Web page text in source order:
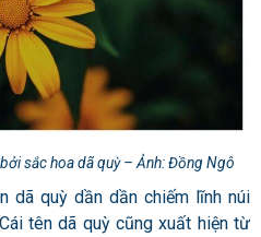
sắc hoa dã quỳ – Ảnh: Đồng Ngô
dã quỳ dần dần chiếm lĩnh núi
tên dã quỳ cũng xuất hiện từ